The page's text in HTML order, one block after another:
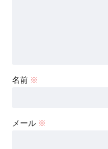
名前 ※
メール ※